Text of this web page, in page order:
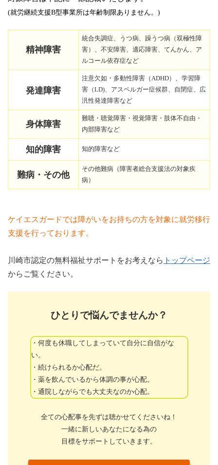
(就労継続支援B型事業所は年齢制限ありません。)
精神障害
統合失調症、うつ病、躁うつ病（双極性障
害）、不安障害、適応障害、てんかん、ア
ルコール依存症など
発達障害
注意欠如・多動性障害（ADHD）、学習障
害（LD)、アスペルガー症候群、自閉症、広
汎性発達障害など
身体障害
難聴・聴覚障害・視覚障害・肢体不自由・
内部障害など
知的障害 知的障害など
難病・その他
その他難病（障害者総合支援法の対象疾
病）
ケイエスガードでは障がいをお持ちの方を対象に就労移行
支援を行っております。
川崎市認定の無料福祉サポートをお考えなら トップページ
からご覧ください。
ひとりで悩んでませんか？
・何度も休職してしまっていて自分に自信がな
い。
・続けられるか心配だ。
・薬を飲んでいるから体調の事が心配。
・通院しながらでも大丈夫なのか心配。
全ての心配事を先ずは聴かせてくださいね！
一緒に新しいあなたになる為の
目標をサポートしていきます。